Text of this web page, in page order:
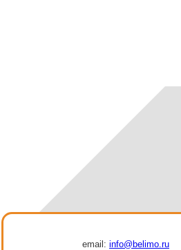
email: info@belimo.ru